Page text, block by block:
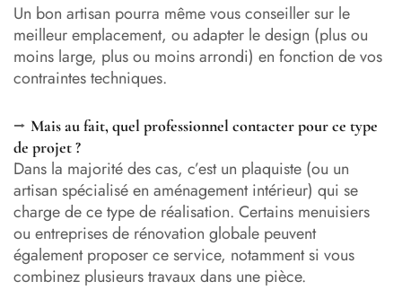
Un bon artisan pourra même vous conseiller sur le
meilleur emplacement, ou adapter le design (plus ou
moins large, plus ou moins arrondi) en fonction de vos
contraintes techniques.
⭢ Mais au fait, quel professionnel contacter pour ce type
de projet ?
Dans la majorité des cas, c’est un plaquiste (ou un
artisan spécialisé en aménagement intérieur) qui se
charge de ce type de réalisation. Certains menuisiers
ou entreprises de rénovation globale peuvent
également proposer ce service, notamment si vous
combinez plusieurs travaux dans une pièce.